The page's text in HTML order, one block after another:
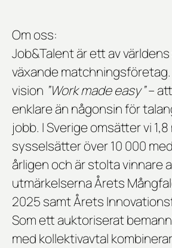
Om oss:
Job&Talent är ett av
växande matchningsföretag.
vision ”Work made easy”–
enklare än någonsin för
jobb. I Sverige omsätter vi 1,8
sysselsätter över 10 000
årligen och är stolta vinnare
utmärkelsernaÅrets
2025 samtÅrets
Som ett auktoriserat
med kollektivavtal